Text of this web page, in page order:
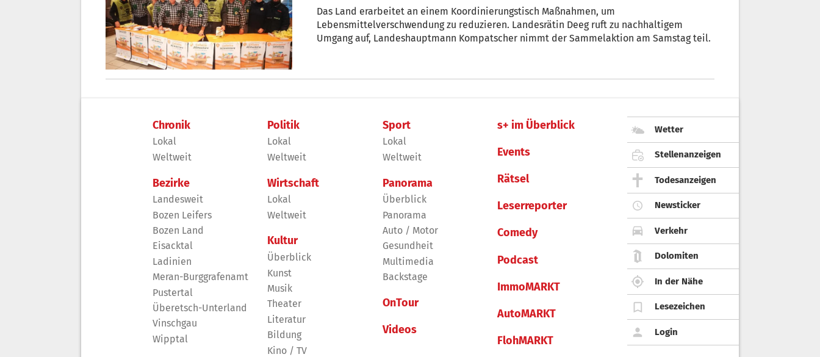
Das Land erarbeitet an einem Koordinierungstisch Maßnahmen, um
Lebensmittelverschwendung zu reduzieren. Landesrätin Deeg ruft zu nachhaltigem
Umgang auf, Landeshauptmann Kompatscher nimmt der Sammelaktion am Samstag teil.
Chronik
Lokal
Weltweit
Bezirke
Landesweit
Bozen Leifers
Bozen Land
Eisacktal
Ladinien
Meran-Burggrafenamt
Pustertal
Überetsch-Unterland
Vinschgau
Wipptal
Politik
Lokal
Weltweit
Wirtschaft
Lokal
Weltweit
Kultur
Überblick
Kunst
Musik
Theater
Literatur
Bildung
Kino / TV
Sport
Lokal
Weltweit
Panorama
Überblick
Panorama
Auto / Motor
Gesundheit
Multimedia
Backstage
OnTour
Videos
s+ im Überblick
Events
Rätsel
Leserreporter
Comedy
Podcast
ImmoMARKT
AutoMARKT
FlohMARKT
Wetter
Stellenanzeigen
Todesanzeigen
Newsticker
Verkehr
Dolomiten
In der Nähe
Lesezeichen
Login